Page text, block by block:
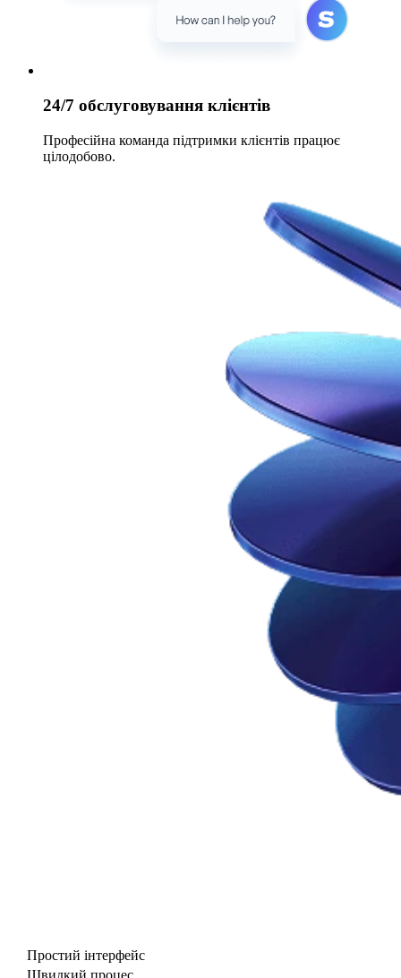
24/7 обслуговування клієнтів
Професійна команда підтримки клієнтів працює
цілодобово.
Простий інтерфейс
Швидкий процес